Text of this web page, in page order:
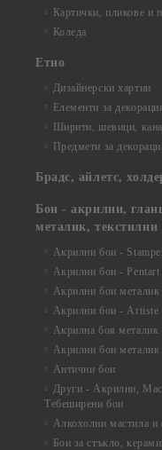
Картички, пликове и
Коледа
Етно
Дизайнерски хартии
Елементи за
Ширити, шевици,
Предмети за
Брадс, айлетс,
Бои - акрилни,
металик, текстилни
Акрилни бои -
Акрилни бои - Pentart
Акрилни бои металик
Акрилни бои - Artiste
Акрилна боя
Акрилни бои металик
Антични бои
Други - Акрилни,
Тебеширени бои
Алкохолни мастила и
Бои за стъкло,